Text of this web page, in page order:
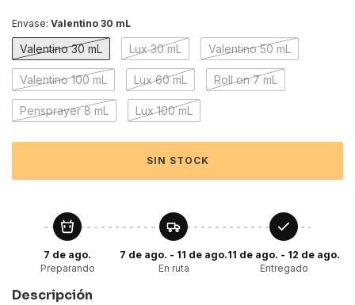
Envase: Valentino 30 mL
Valentino 30 mL Lux 30 mL Valentino 50 mL
Valentino 100 mL Lux 60 mL Roll on 7 mL
Pensprayer 8 mL Lux 100 mL
7 de ago.
Preparando
7 de ago. - 11 de ago.
En ruta
11 de ago. - 12 de ago.
Entregado
Descripción